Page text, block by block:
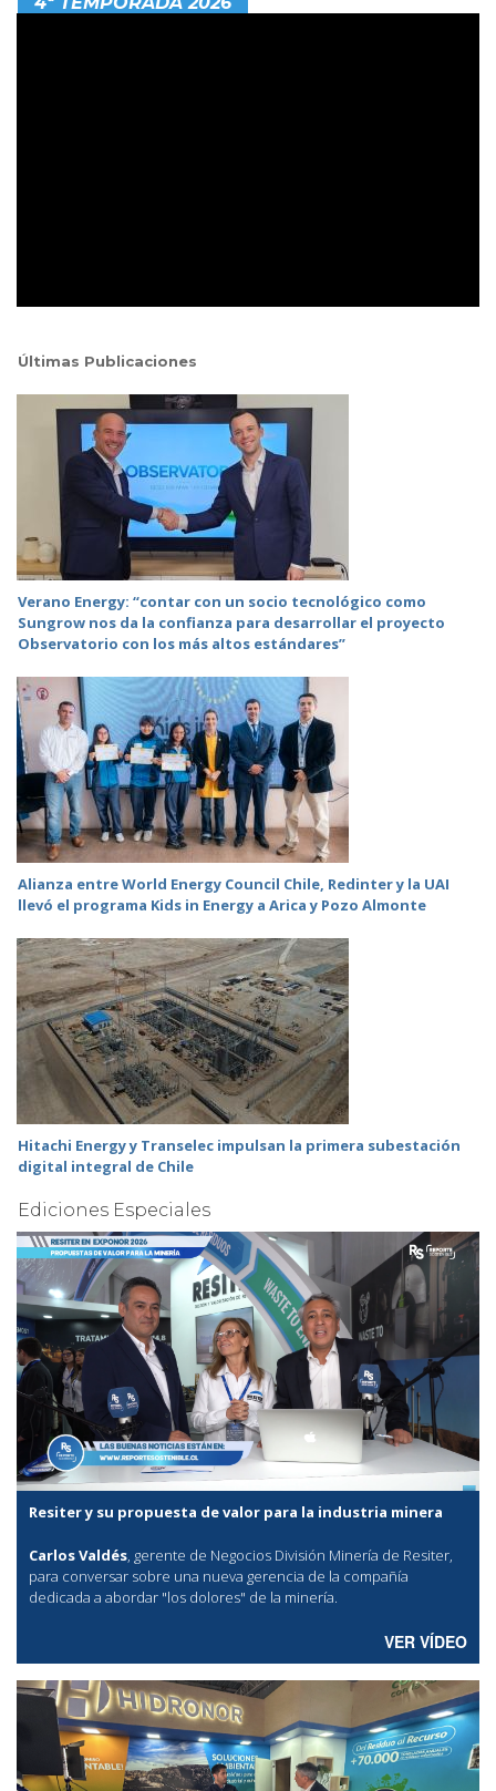
Últimas Publicaciones
Verano Energy: “contar con un socio tecnológico como
Sungrow nos da la confianza para desarrollar el proyecto
Observatorio con los más altos estándares”
Alianza entre World Energy Council Chile, Redinter y la UAI
llevó el programa Kids in Energy a Arica y Pozo Almonte
Hitachi Energy y Transelec impulsan la primera subestación
digital integral de Chile
Ediciones Especiales
Resiter y su propuesta de valor para la industria minera
Carlos Valdés, gerente de Negocios División Minería de Resiter,
para conversar sobre una nueva gerencia de la compañía
dedicada a abordar "los dolores" de la minería.
VER VÍDEO